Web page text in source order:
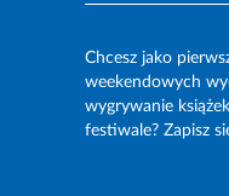
Chcesz jako
weekendowych
wygrywanie
festiwale? Zapisz